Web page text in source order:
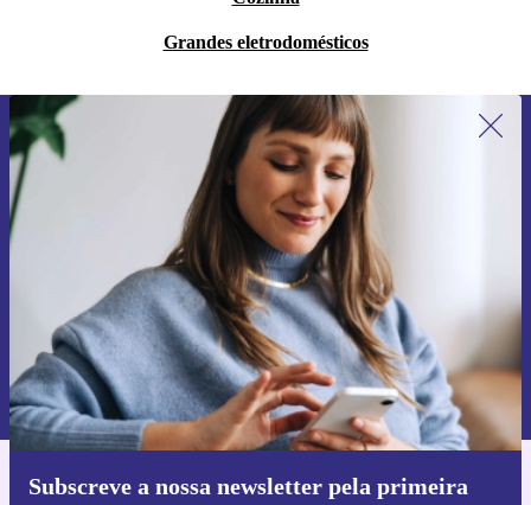
Grandes eletrodomésticos
Subscreve a nossa newsletter pela primeira
Subscreve a nossa newsletter pela
primeira vez e poupa 15€!
Não percas mais nenhuma oferta.
Pedir voucher
Informações sobre o uso de dados pessoais podem ser encontrados na
nossa
Política de Privacidade.
Faz o download da app refurbed